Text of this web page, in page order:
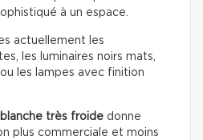
à un espace.
actuellement les
les luminaires noirs mats,
les lampes avec finition
blanche très froide donne
plus commerciale et moins